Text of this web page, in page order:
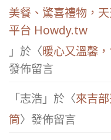
美餐、驚喜禮物，
平台 Howdy.tw
」於〈暖心又溫馨
發佈留言
「志浩」於〈來吉
筒〉發佈留言